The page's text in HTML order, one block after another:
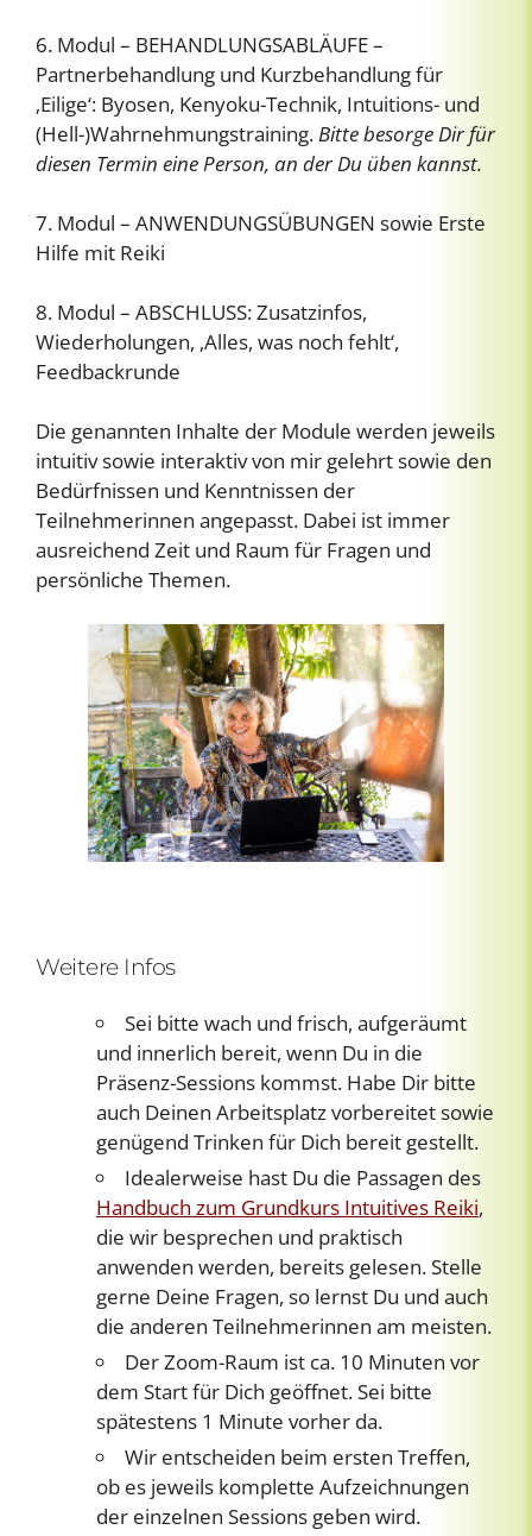
6. Modul – BEHANDLUNGSABLÄUFE –
Partnerbehandlung und Kurzbehandlung für
‚Eilige‘: Byosen, Kenyoku-Technik, Intuitions- und
(Hell-)Wahrnehmungstraining.Bitte besorge Dir für
diesen Termin eine Person, an der Du üben kannst.
7. Modul – ANWENDUNGSÜBUNGEN sowie Erste
Hilfe mit Reiki
8. Modul – ABSCHLUSS: Zusatzinfos,
Wiederholungen, ‚Alles, was noch fehlt‘,
Feedbackrunde
Die genannten Inhalte der Module werden jeweils
intuitiv sowie interaktiv von mir gelehrt sowie den
Bedürfnissen und Kenntnissen der
Teilnehmerinnen angepasst. Dabei ist immer
ausreichend Zeit und Raum für Fragen und
persönliche Themen.
Weitere Infos
Sei bitte wach und frisch, aufgeräumt
und innerlich bereit, wenn Du in die
Präsenz-Sessions kommst. Habe Dir bitte
auch Deinen Arbeitsplatz vorbereitet sowie
genügend Trinken für Dich bereit gestellt.
Idealerweise hast Du die Passagen des
Handbuch zum Grundkurs Intuitives Reiki,
die wir besprechen und praktisch
anwenden werden, bereits gelesen. Stelle
gerne Deine Fragen, so lernst Du und auch
die anderen Teilnehmerinnen am meisten.
Der Zoom-Raum ist ca. 10 Minuten vor
dem Start für Dich geöffnet. Sei bitte
spätestens 1 Minute vorher da.
Wir entscheiden beim ersten Treffen,
ob es jeweils komplette Aufzeichnungen
der einzelnen Sessions geben wird.